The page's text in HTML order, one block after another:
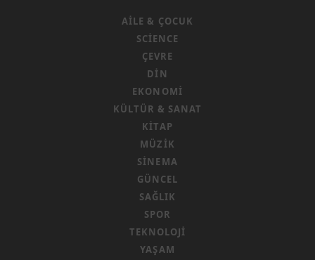
AILE & ÇOCUK
SCIENCE
ÇEVRE
DIN
EKONOMI
KÜLTÜR & SANAT
KITAP
MÜZIK
SINEMA
GÜNCEL
SAĞLIK
SPOR
TEKNOLOJI
YAŞAM